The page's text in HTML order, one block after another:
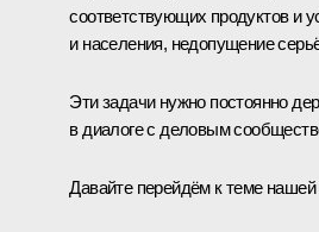
соответствующих продуктов и
и населения, недопущение
Эти задачи нужно постоянно
в диалоге с деловым
Давайте перейдём к теме